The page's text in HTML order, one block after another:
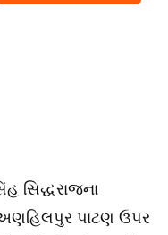
સિદ્ધરાજના
પાટણ ઉપર